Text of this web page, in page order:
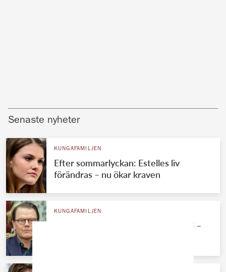
Senaste nyheter
KUNGAFAMILJEN
Efter sommarlyckan: Estelles liv
förändras – nu ökar kraven
KUNGAFAMILJEN
Hovets nya besked om prins Daniel –